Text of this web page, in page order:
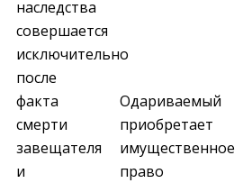
наследства
совершается
исключительно
после
факта
смерти
завещателя
и
Одариваемый
приобретает
имущественное
право